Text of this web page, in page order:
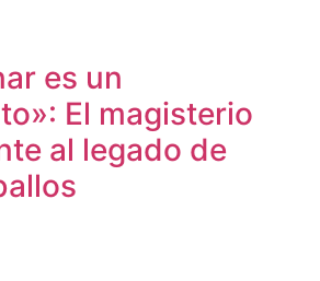
es un
El magisterio
al legado de